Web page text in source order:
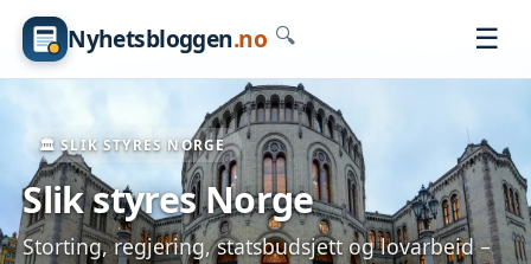
Nyhetsbloggen.no 🔍 ☰
🏛️ SLIK STYRES NORGE
Slik styres Norge
Storting, regjering, statsbudsjett og lovarbeid –